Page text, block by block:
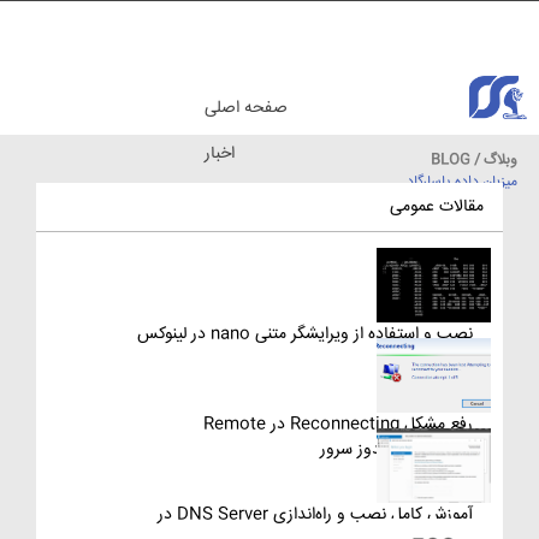
وبلاگ / BLOG
میزبان داده پاسارگاد
صفحه اصلی
اخبار
مقالات عمومی
نصب و استفاده از ویرایشگر متنی nano در لینوکس
رفع مشکل Reconnecting در Remote
Desktop ویندوز سرور
آموزش کامل نصب و راه‌اندازی DNS Server در